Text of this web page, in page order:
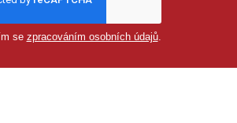
se zpracováním osobních údajů.